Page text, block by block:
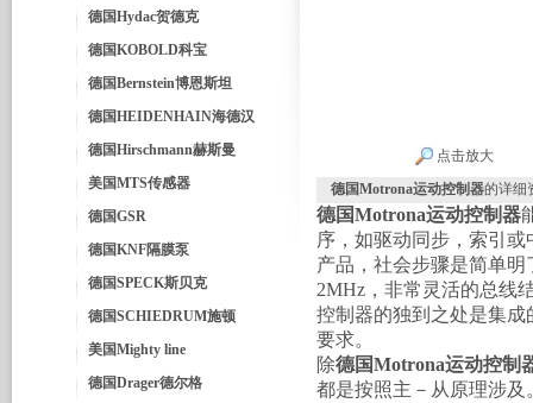
德国Hydac贺德克
德国KOBOLD科宝
德国Bernstein博恩斯坦
德国HEIDENHAIN海德汉
德国Hirschmann赫斯曼
美国MTS传感器
德国GSR
德国KNF隔膜泵
德国SPECK斯贝克
德国SCHIEDRUM施顿
美国Mighty line
德国Drager德尔格
点击放大
德国Motrona运动控制器的详细
德国Motrona运动控制器
序，如驱动同步，索引
产品，社会步骤是简单明
2MHz，非常灵活的总线
控制器的独到之处是集
要求。
除德国Motrona运动控制
都是按照主－从原理涉